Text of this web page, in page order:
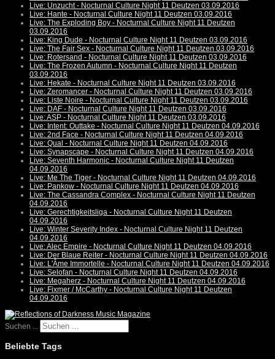
Live: Unzucht - Nocturnal Culture Night 11 Deutzen 03.09.2016
Live: Hante - Nocturnal Culture Night 11 Deutzen 03.09.2016
Live: The Exploding Boy - Nocturnal Culture Night 11 Deutzen
03.09.2016
Live: King Dude - Nocturnal Culture Night 11 Deutzen 03.09.2016
Live: The Fair Sex - Nocturnal Culture Night 11 Deutzen 03.09.2016
Live: Rotersand - Nocturnal Culture Night 11 Deutzen 03.09.2016
Live: The Frozen Autumn - Nocturnal Culture Night 11 Deutzen
03.09.2016
Live: Hekate - Nocturnal Culture Night 11 Deutzen 03.09.2016
Live: Zeromancer - Nocturnal Culture Night 11 Deutzen 03.09.2016
Live: Liste Noire - Nocturnal Culture Night 11 Deutzen 03.09.2016
Live: DAF - Nocturnal Culture Night 11 Deutzen 03.09.2016
Live: ASP - Nocturnal Culture Night 11 Deutzen 03.09.2016
Live: Intent: Outtake - Nocturnal Culture Night 11 Deutzen 04.09.2016
Live: 2nd Face - Nocturnal Culture Night 11 Deutzen 04.09.2016
Live: Qual - Nocturnal Culture Night 11 Deutzen 04.09.2016
Live: Synapscape - Nocturnal Culture Night 11 Deutzen 04.09.2016
Live: Seventh Harmonic - Nocturnal Culture Night 11 Deutzen
04.09.2016
Live: Me The Tiger - Nocturnal Culture Night 11 Deutzen 04.09.2016
Live: Pankow - Nocturnal Culture Night 11 Deutzen 04.09.2016
Live: The Cassandra Complex - Nocturnal Culture Night 11 Deutzen
04.09.2016
Live: Gerechtigkeitsliga - Nocturnal Culture Night 11 Deutzen
04.09.2016
Live: Winter Severity Index - Nocturnal Culture Night 11 Deutzen
04.09.2016
Live: Alec Empire - Nocturnal Culture Night 11 Deutzen 04.09.2016
Live: Der Blaue Reiter - Nocturnal Culture Night 11 Deutzen 04.09.2016
Live: L'Âme Immortelle - Nocturnal Culture Night 11 Deutzen 04.09.2016
Live: Selofan - Nocturnal Culture Night 11 Deutzen 04.09.2016
Live: Megaherz - Nocturnal Culture Night 11 Deutzen 04.09.2016
Live: Fixmer / McCarthy - Nocturnal Culture Night 11 Deutzen
04.09.2016
Suchen ...
Beliebte Tags